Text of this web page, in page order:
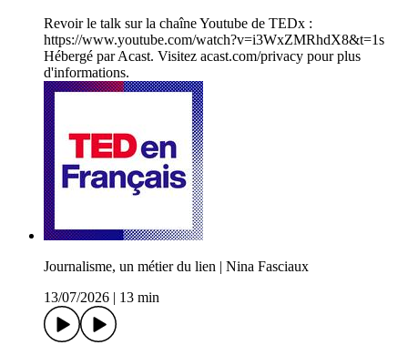
Revoir le talk sur la chaîne Youtube de TEDx :
https://www.youtube.com/watch?v=i3WxZMRhdX8&t=1s
Hébergé par Acast. Visitez acast.com/privacy pour plus
d'informations.
Journalisme, un métier du lien | Nina Fasciaux
13/07/2026
13 min